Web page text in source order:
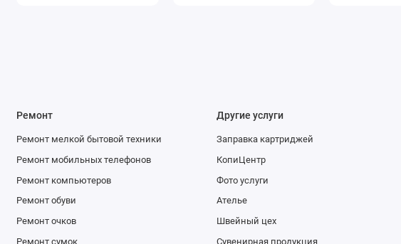
Ремонт
Ремонт мелкой бытовой техники
Ремонт мобильных телефонов
Ремонт компьютеров
Ремонт обуви
Ремонт очков
Ремонт сумок
Другие услуги
Заправка картриджей
КопиЦентр
Фото услуги
Ателье
Швейный цех
Сувенирная продукция